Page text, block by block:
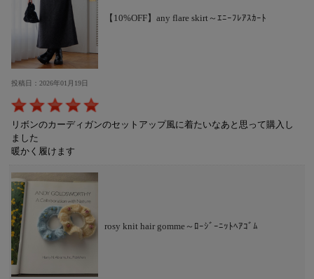
【10%OFF】any flare skirt～ｴﾆｰﾌﾚｱｽｶｰﾄ
投稿日：2026年01月19日
リボンのカーディガンのセットアップ風に着たいなあと思って購入し
ました
暖かく履けます
rosy knit hair gomme～ﾛｰｼﾞｰﾆｯﾄﾍｱｺﾞﾑ